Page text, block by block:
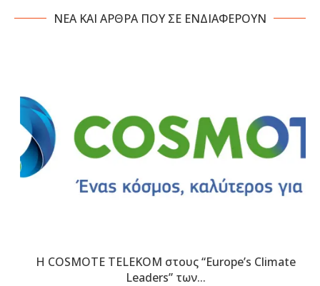
NΕΑ ΚΑΙ ΑΡΘΡΑ ΠΟΥ ΣΕ ΕΝΔΙΑΦΕΡΟΥΝ
Η COSMOTE TELEKOM στους “Europe’s Climate
Leaders” των...